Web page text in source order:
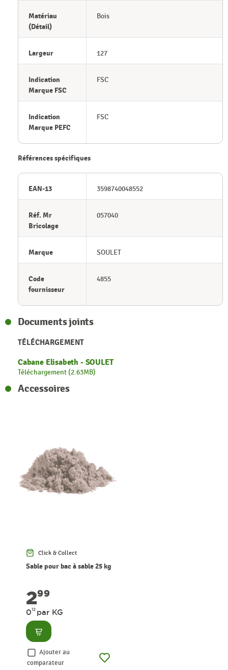
Matériau
(Détail)
Bois
Largeur 127
Indication
Marque FSC
FSC
Indication
Marque PEFC
FSC
Références spécifiques
EAN-13 3598740048552
Réf. Mr
Bricolage
057040
Marque SOULET
Code
fournisseur
4855
Documents joints
TÉLÉCHARGEMENT
Cabane Elisabeth - SOULET
Téléchargement (2.63MB)
Accessoires
Click & Collect
Sable pour bac à sable 25 kg
299
012 par KG
Consulter
Ajouter au
comparateur